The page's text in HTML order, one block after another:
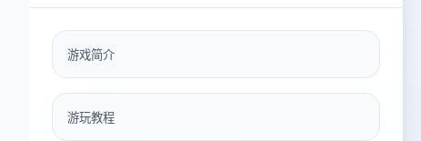
游戏简介
游玩教程